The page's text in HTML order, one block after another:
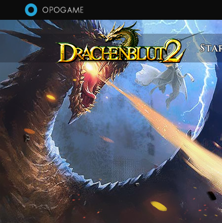
Direkt zum Inhalt